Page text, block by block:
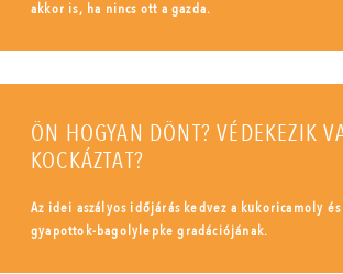
akkor is, ha nincs ott a gazda.
ÖN HOGYAN DÖNT? VÉDEKEZIK
KOCKÁZTAT?
Az idei aszályos időjárás kedvez a kukoricamoly és
gyapottok-bagolylepke gradációjának.